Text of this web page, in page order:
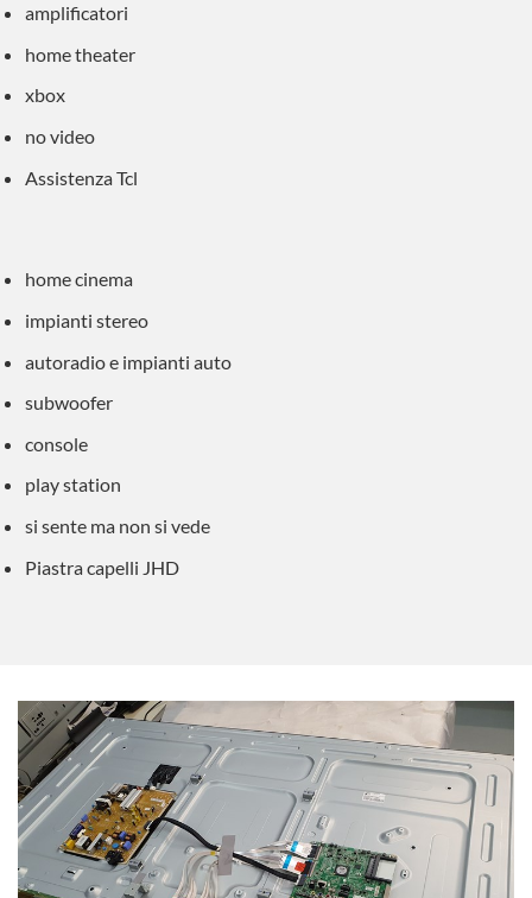
amplificatori
home theater
xbox
no video
Assistenza Tcl
home cinema
impianti stereo
autoradio e impianti auto
subwoofer
console
play station
si sente ma non si vede
Piastra capelli JHD